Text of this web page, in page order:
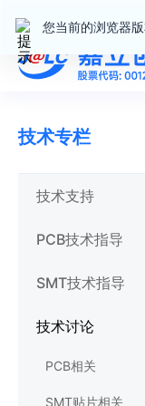
您当前的浏览器
嘉立创产业服务站群
技术专栏
技术支持
PCB技术指导
SMT技术指导
技术讨论
PCB相关
SMT贴片相关